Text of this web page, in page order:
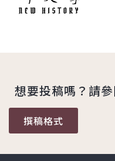
想要投稿嗎？請
撰稿格式